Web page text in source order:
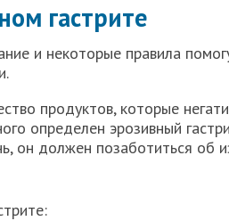
гастрите
и некоторые правила
продуктов, которые
определен эрозивный
он должен позаботиться об